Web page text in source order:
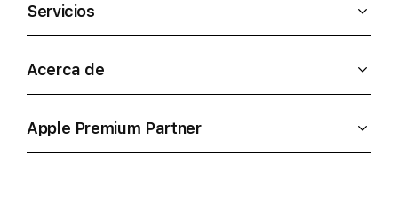
Servicios
Acerca de
Apple Premium Partner